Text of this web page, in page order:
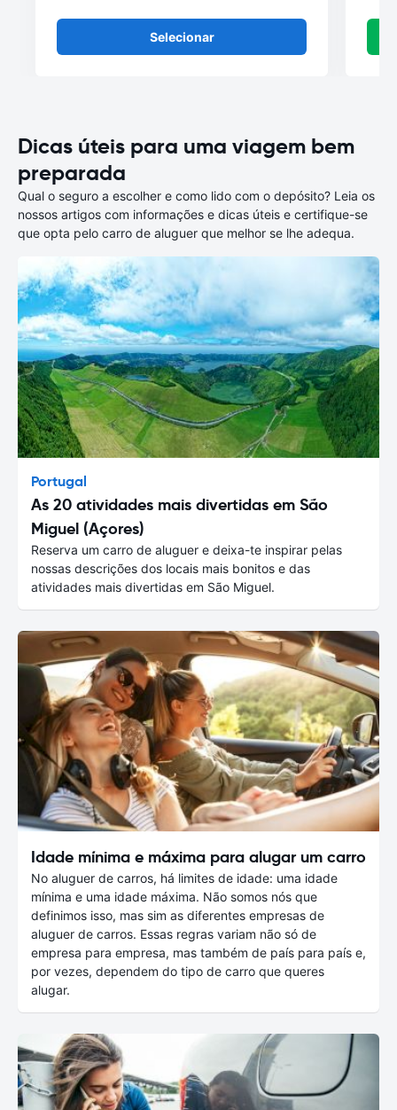
Selecionar
Dicas úteis para uma viagem bem
preparada
Qual o seguro a escolher e como lido com o depósito? Leia os
nossos artigos com informações e dicas úteis e certifique-se
que opta pelo carro de aluguer que melhor se lhe adequa.
Portugal
As 20 atividades mais divertidas em São
Miguel (Açores)
Reserva um carro de aluguer e deixa-te inspirar pelas
nossas descrições dos locais mais bonitos e das
atividades mais divertidas em São Miguel.
Idade mínima e máxima para alugar um carro
No aluguer de carros, há limites de idade: uma idade
mínima e uma idade máxima. Não somos nós que
definimos isso, mas sim as diferentes empresas de
aluguer de carros. Essas regras variam não só de
empresa para empresa, mas também de país para país e,
por vezes, dependem do tipo de carro que queres
alugar.